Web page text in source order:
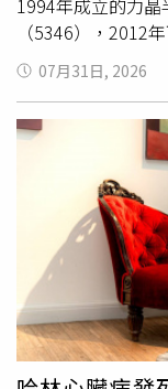
的畫作，引發國
節目介紹。
1994年成立的力
（5346），2012
2014年轉型專業
2018年將子公司
圓廠，2020年重
型晶圓代工，正是
上興櫃時，台積
賀，事隔一年，
年。在上市的記
善基金會董事長
你資金怎麼開始
沒有跟爸爸拿半
司。」對於這1萬
親！」回首這段
廠，變成晶圓專業
07月31日, 2026